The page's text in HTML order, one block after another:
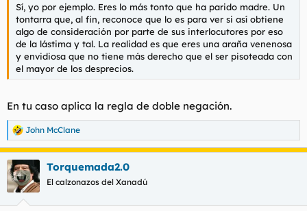
Sí, yo por ejemplo. Eres lo más tonto que ha parido madre. Un
tontarra que, al fin, reconoce que lo es para ver si así obtiene
algo de consideración por parte de sus interlocutores por eso
de la lástima y tal. La realidad es que eres una araña venenosa
y envidiosa que no tiene más derecho que el ser pisoteada con
el mayor de los desprecios.
En tu caso aplica la regla de doble negación.
R
e
a
c
c
i
John McClane
Torquemada2.0
El calzonazos del Xanadú